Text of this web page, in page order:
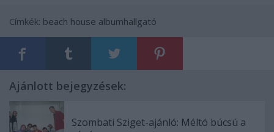
Címkék: beach house albumhallgató
Ajánlott bejegyzések:
Szombati Sziget-ajánló: Méltó búcsú a